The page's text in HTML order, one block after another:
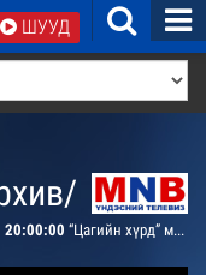
ШУУД
“Цагийн хүрд” мэдээллийн хөтөлбөр /шууд/